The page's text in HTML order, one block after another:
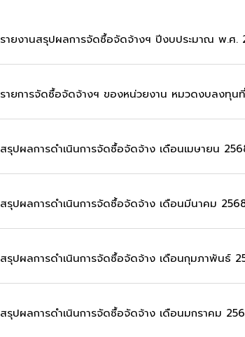
รายงานสรุปผลการจัดซื้อจัดจ้างฯ ปีงบประมาณ พ.ศ.
รายการจัดซื้อจัดจ้างฯ ของหน่วยงาน หมวดงบลงทุน
สรุปผลการดำเนินการจัดซื้อจัดจ้าง เดือนเมษายน
สรุปผลการดำเนินการจัดซื้อจัดจ้าง เดือนมีนาคม
สรุปผลการดำเนินการจัดซื้อจัดจ้าง เดือนกุมภาพันธ์
สรุปผลการดำเนินการจัดซื้อจัดจ้าง เดือนมกราคม